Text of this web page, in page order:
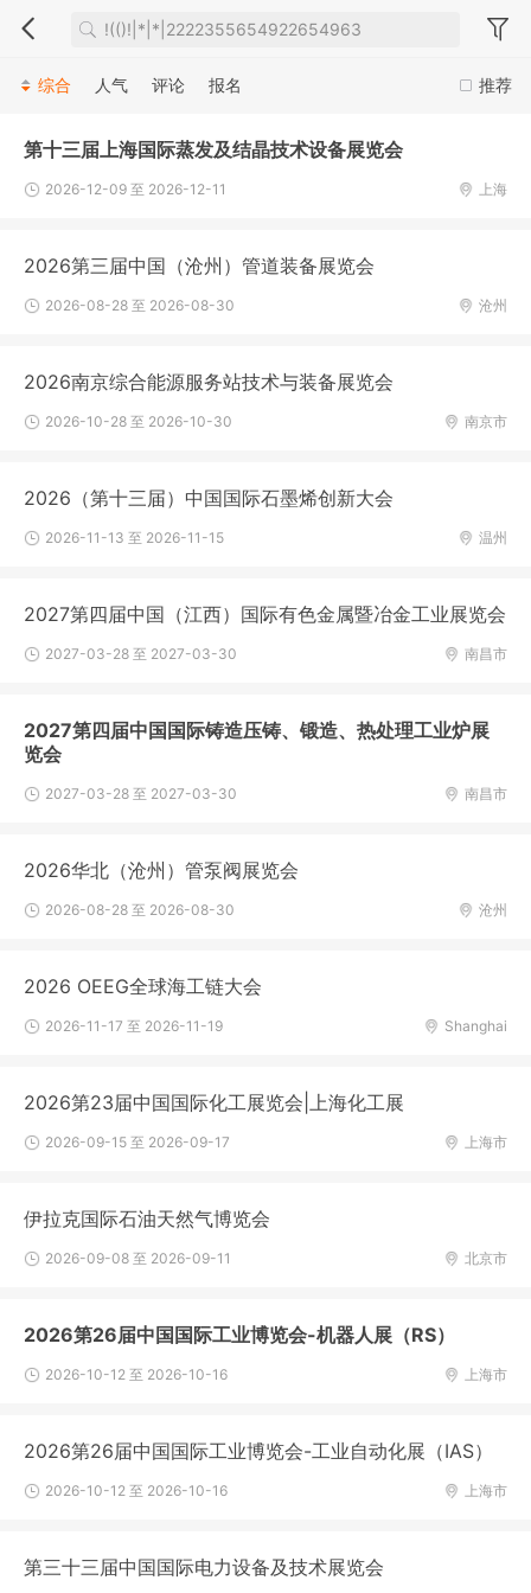
推荐
综合 人气 评论 报名
第十三届上海国际蒸发及结晶技术设备展览会
上海
2026-12-09 至 2026-12-11
2026第三届中国（沧州）管道装备展览会
沧州
2026-08-28 至 2026-08-30
2026南京综合能源服务站技术与装备展览会
南京市
2026-10-28 至 2026-10-30
2026（第十三届）中国国际石墨烯创新大会
温州
2026-11-13 至 2026-11-15
2027第四届中国（江西）国际有色金属暨冶金工业展览会
南昌市
2027-03-28 至 2027-03-30
2027第四届中国国际铸造压铸、锻造、热处理工业炉展
览会
南昌市
2027-03-28 至 2027-03-30
2026华北（沧州）管泵阀展览会
沧州
2026-08-28 至 2026-08-30
2026 OEEG全球海工链大会
Shanghai
2026-11-17 至 2026-11-19
2026第23届中国国际化工展览会|上海化工展
上海市
2026-09-15 至 2026-09-17
伊拉克国际石油天然气博览会
北京市
2026-09-08 至 2026-09-11
2026第26届中国国际工业博览会-机器人展（RS）
上海市
2026-10-12 至 2026-10-16
2026第26届中国国际工业博览会-工业自动化展（IAS）
上海市
2026-10-12 至 2026-10-16
第三十三届中国国际电力设备及技术展览会